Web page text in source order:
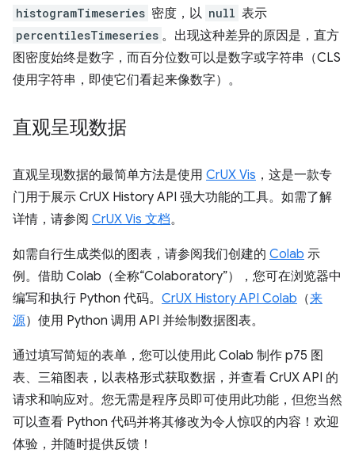
histogramTimeseries 密度，以 null 表示
percentilesTimeseries 。出现这种差异的原因是，直方
图密度始终是数字，而百分位数可以是数字或字符串（CLS
使用字符串，即使它们看起来像数字）。
直观呈现数据
直观呈现数据的最简单方法是使用 CrUX Vis ，这是一款专
门用于展示 CrUX History API 强大功能的工具。如需了解
详情，请参阅 CrUX Vis 文档。
如需自行生成类似的图表，请参阅我们创建的 Colab 示
例。借助 Colab（全称“Colaboratory”），您可在浏览器中
编写和执行 Python 代码。 CrUX History API Colab （来
源）使用 Python 调用 API 并绘制数据图表。
通过填写简短的表单，您可以使用此 Colab 制作 p75 图
表、三箱图表，以表格形式获取数据，并查看 CrUX API 的
请求和响应对。您无需是程序员即可使用此功能，但您当然
可以查看 Python 代码并将其修改为令人惊叹的内容！欢迎
体验，并随时提供反馈！